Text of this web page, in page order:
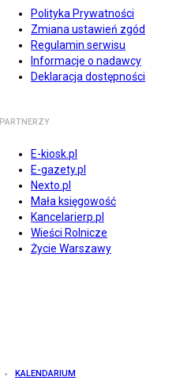
Polityka Prywatności
Zmiana ustawień zgód
Regulamin serwisu
Informacje o nadawcy
Deklaracja dostępności
PARTNERZY
E-kiosk.pl
E-gazety.pl
Nexto.pl
Mała księgowość
Kancelarierp.pl
Wieści Rolnicze
Życie Warszawy
KALENDARIUM